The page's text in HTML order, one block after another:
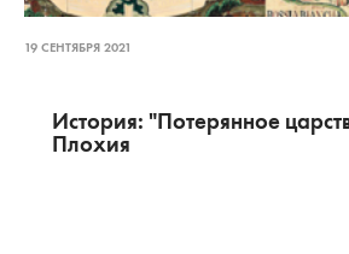
19 СЕНТЯБРЯ 2021
История: "Потерянное
Плохия